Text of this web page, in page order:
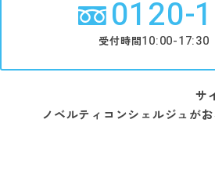
0120-
受付時間10:00-17:30
サ
ノベルティコンシェルジュが